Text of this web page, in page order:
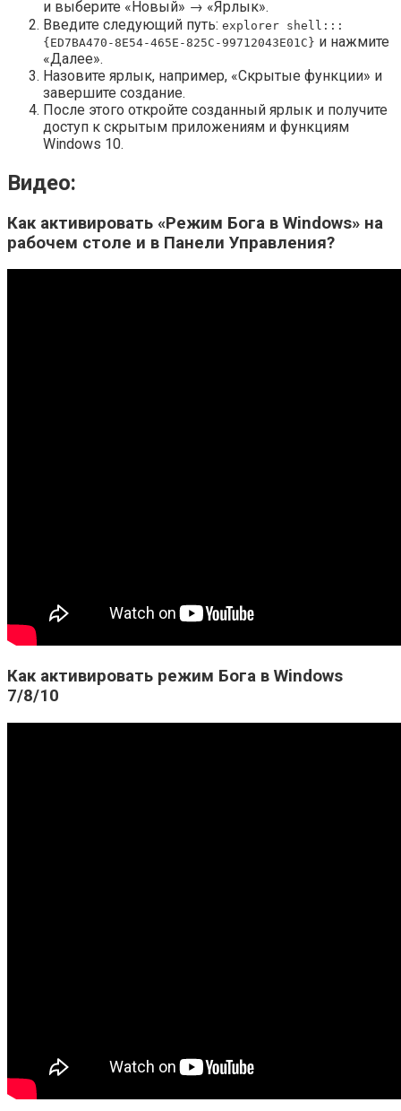
и выберите «Новый» → «Ярлык».
Введите следующий путь: explorer shell:::
{ED7BA470-8E54-465E-825C-99712043E01C} и нажмите
«Далее».
Назовите ярлык, например, «Скрытые функции» и
завершите создание.
После этого откройте созданный ярлык и получите
доступ к скрытым приложениям и функциям
Windows 10.
Видео:
Как активировать «Режим Бога в Windows» на
рабочем столе и в Панели Управления?
Как активировать режим Бога в Windows
7/8/10